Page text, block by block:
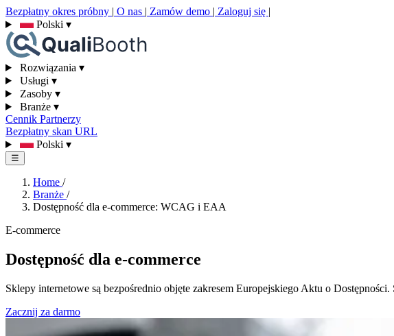
Bezpłatny okres próbny | O nas | Zamów demo | Zaloguj się |
Polski ▾
Rozwiązania ▾
Usługi ▾
Zasoby ▾
Branże ▾
Cennik Partnerzy
Bezpłatny skan URL
Polski ▾
☰
Home /
Branże /
Dostępność dla e-commerce: WCAG i EAA
E-commerce
Dostępność dla e-commerce
Sklepy internetowe są bezpośrednio objęte zakresem Europejskiego Aktu o
Zacznij za darmo